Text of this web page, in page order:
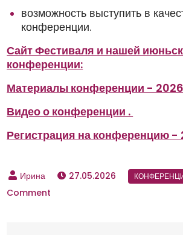
возможность выступить в
конференции.
Сайт Фестиваля и нашей
конференции:
Материалы конференции - 2026
Видео о конференции .
Регистрация на конференцию -
27.05.2026
Comment